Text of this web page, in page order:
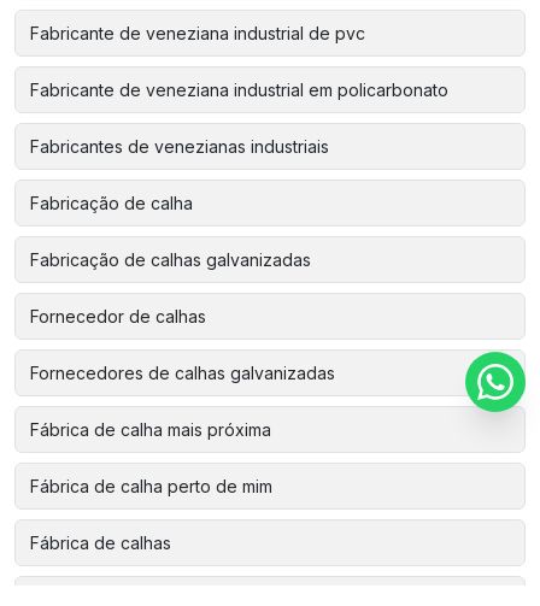
Fabricante de veneziana industrial de pvc
Fabricante de veneziana industrial em policarbonato
Fabricantes de venezianas industriais
Fabricação de calha
Fabricação de calhas galvanizadas
Fornecedor de calhas
Fornecedores de calhas galvanizadas
Fábrica de calha mais próxima
Fábrica de calha perto de mim
Fábrica de calhas